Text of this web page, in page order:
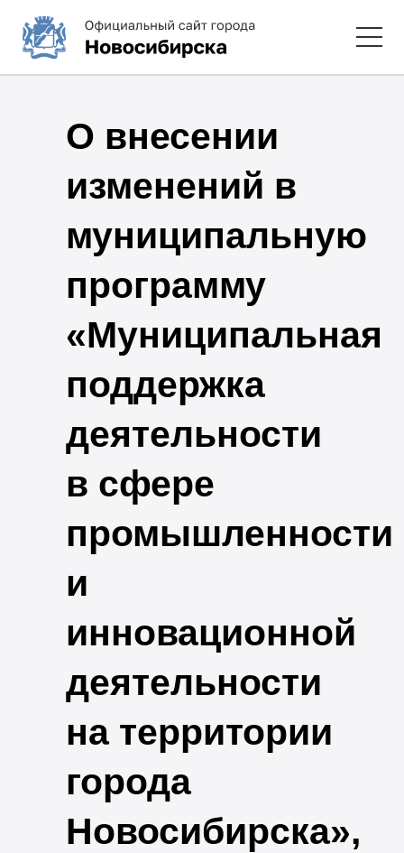
О внесении
изменений в
муниципальную
программу
«Муниципальная
поддержка
деятельности
в сфере
промышленности
и
инновационной
деятельности
на территории
города
Новосибирска»,